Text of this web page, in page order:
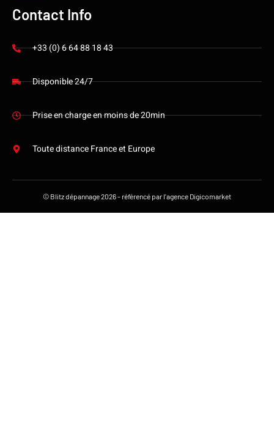
Contact Info
+33 (0) 6 64 88 18 43
Disponible 24/7
Prise en charge en moins de 20min
Toute distance France et Europe
© Blitz dépannage 2026 - référencé par l'agence Digicomarket
FR